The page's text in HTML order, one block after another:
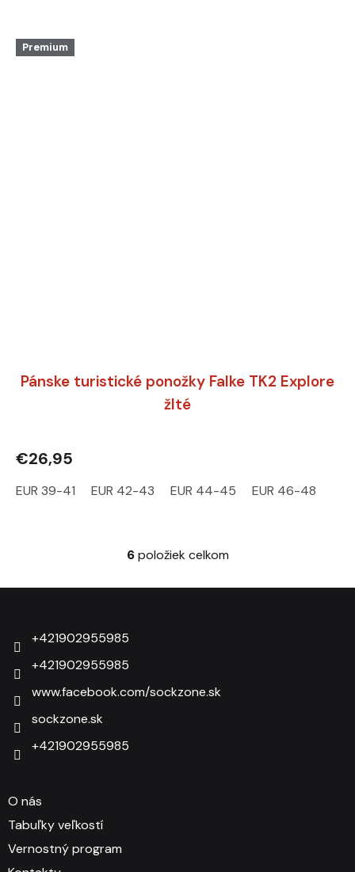
Premium
Pánske turistické ponožky Falke TK2 Explore
žlté
€26,95
EUR 39-41 EUR 42-43 EUR 44-45 EUR 46-48
Ovládacie prvky výpisu
6položiek celkom
+421902955985
+421902955985
www.facebook.com/sockzone.sk
sockzone.sk
+421902955985
O nás
Tabuľky veľkostí
Vernostný program